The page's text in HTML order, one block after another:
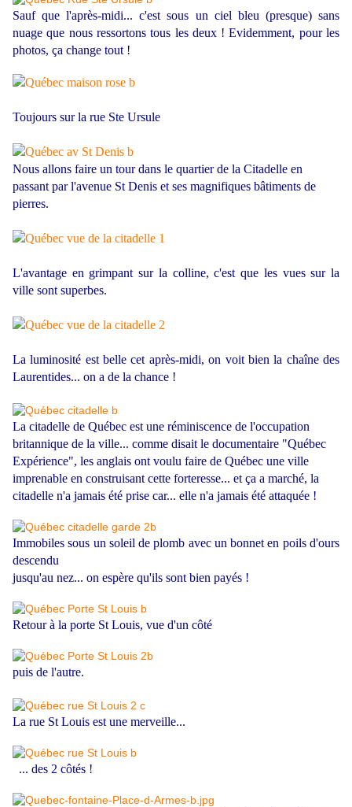
Sauf que l'après-midi... c'est sous un ciel bleu (presque) sans
nuage que nous ressortons tous les deux ! Evidemment, pour les
photos, ça change tout !
Toujours sur la rue Ste Ursule
Nous allons faire un tour dans le quartier de la Citadelle en
passant par l'avenue St Denis et ses magnifiques bâtiments de
pierres.
L'avantage en grimpant sur la colline, c'est que les vues sur la
ville sont superbes.
La luminosité est belle cet après-midi, on voit bien la chaîne des
Laurentides... on a de la chance !
La citadelle de Québec est une réminiscence de l'occupation
britannique de la ville... comme disait le documentaire "Québec
Expérience", les anglais ont voulu faire de Québec une ville
imprenable en construisant cette forteresse... et ça a marché, la
citadelle n'a jamais été prise car... elle n'a jamais été attaquée !
Immobiles sous un soleil de plomb avec un bonnet en poils d'ours
descendu
jusqu'au nez... on espère qu'ils sont bien payés !
Retour à la porte St Louis, vue d'un côté
puis de l'autre.
La rue St Louis est une merveille...
... des 2 côtés !